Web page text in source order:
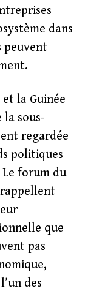
dans
peuvent
la Guinée
la sous-
regardée
politiques
forum du
que
pas
des